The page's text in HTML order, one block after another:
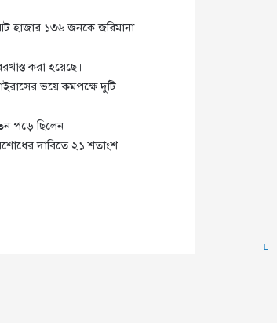
হাজার ১৩৬ জনকে জরিমানা
করা হয়েছে।
ভয়ে কমপক্ষে দুটি
পড়ে ছিলেন।
দাবিতে ২১ শতাংশ